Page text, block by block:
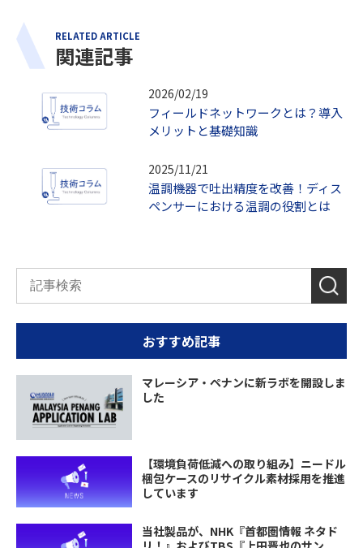
RELATED ARTICLE
関連記事
2026/02/19
フィールドネットワークとは？導入
メリットと基礎知識
2025/11/21
温調機器で吐出精度を改善！ディス
ペンサーにおける温調の役割とは
おすすめ記事
マレーシア・ペナンに新ラボを開設しま
した
【環境負荷低減への取り組み】ニードル
梱包ケースのリサイクル素材採用を推進
しています
当社製品が、NHK『首都圏情報 ネタド